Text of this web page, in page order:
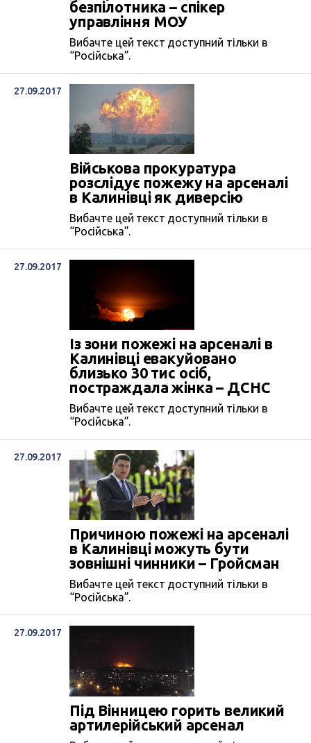
безпілотника – спікер
управління МОУ
Вибачте цей текст доступний тільки в
“Російська”.
27.09.2017
Військова прокуратура
розслідує пожежу на арсеналі
в Калинівці як диверсію
Вибачте цей текст доступний тільки в
“Російська”.
27.09.2017
Із зони пожежі на арсеналі в
Калинівці евакуйовано
близько 30 тис осіб,
постраждала жінка – ДСНС
Вибачте цей текст доступний тільки в
“Російська”.
27.09.2017
Причиною пожежі на арсеналі
в Калинівці можуть бути
зовнішні чинники – Гройсман
Вибачте цей текст доступний тільки в
“Російська”.
27.09.2017
Під Вінницею горить великий
артилерійський арсенал